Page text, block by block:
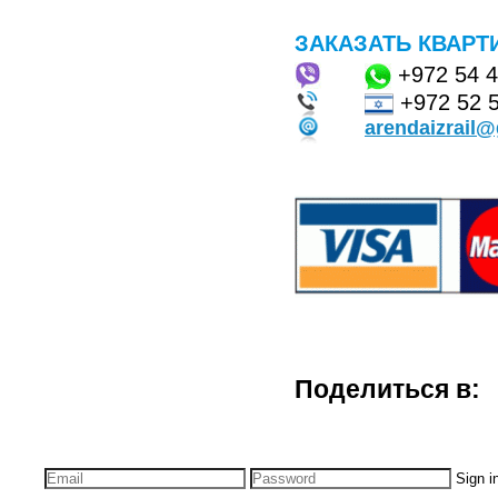
ЗАКАЗАТЬ
+972 54
+972 52
Поделиться в:
Sign